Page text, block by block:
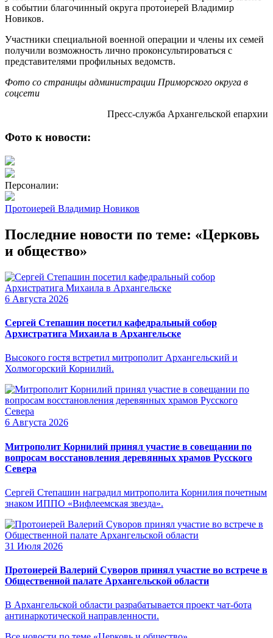
в событии благочинный округа протоиерей Владимир
Новиков.
Участники специальной военной операции и члены их семей
получили возможность лично проконсультироваться с
представителями профильных ведомств.
Фото со страницы администрации Приморского округа в
соцсети
Пресс-служба Архангельской епархии
Фото к новости:
Персоналии:
Протоиерей Владимир Новиков
Последние новости по теме: «Церковь
и общество»
6 Августа 2026
Сергей Степашин посетил кафедральный собор
Архистратига Михаила в Архангельске
Высокого гостя встретил митрополит Архангельский и
Холмогорский Корнилий.
6 Августа 2026
Митрополит Корнилий принял участие в совещании по
вопросам восстановления деревянных храмов Русского
Севера
Сергей Степашин наградил митрополита Корнилия почетным
знаком ИППО «Вифлеемская звезда».
31 Июля 2026
Протоиерей Валерий Суворов принял участие во встрече в
Общественной палате Архангельской области
В Архангельской области разрабатывается проект чат-бота
антинаркотической направленности.